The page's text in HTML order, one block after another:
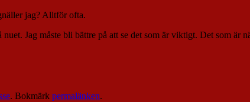
jag? Alltför ofta.
Jag måste bli bättre på att se det som är viktigt. Det som är
. Bokmärk permalänken.